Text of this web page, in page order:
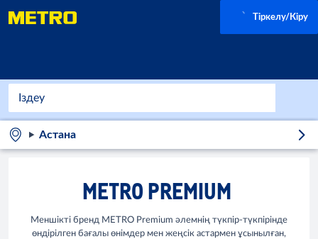
Тіркелу/Кіру
Астана
METRO PREMIUM
Меншікті бренд METRO Premium әлемнің түкпір-түкпірінде
өндірілген бағалы өнімдер мен жеңсік астармен ұсынылған,